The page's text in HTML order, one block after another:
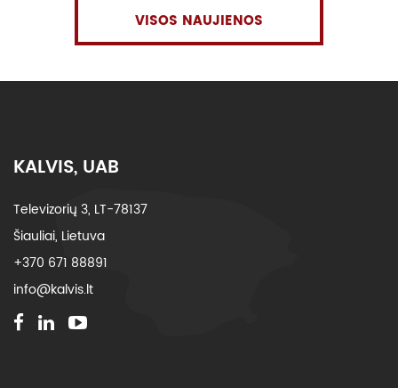
VISOS NAUJIENOS
KALVIS, UAB
Televizorių 3, LT-78137
Šiauliai, Lietuva
+370 671 88891
info@kalvis.lt